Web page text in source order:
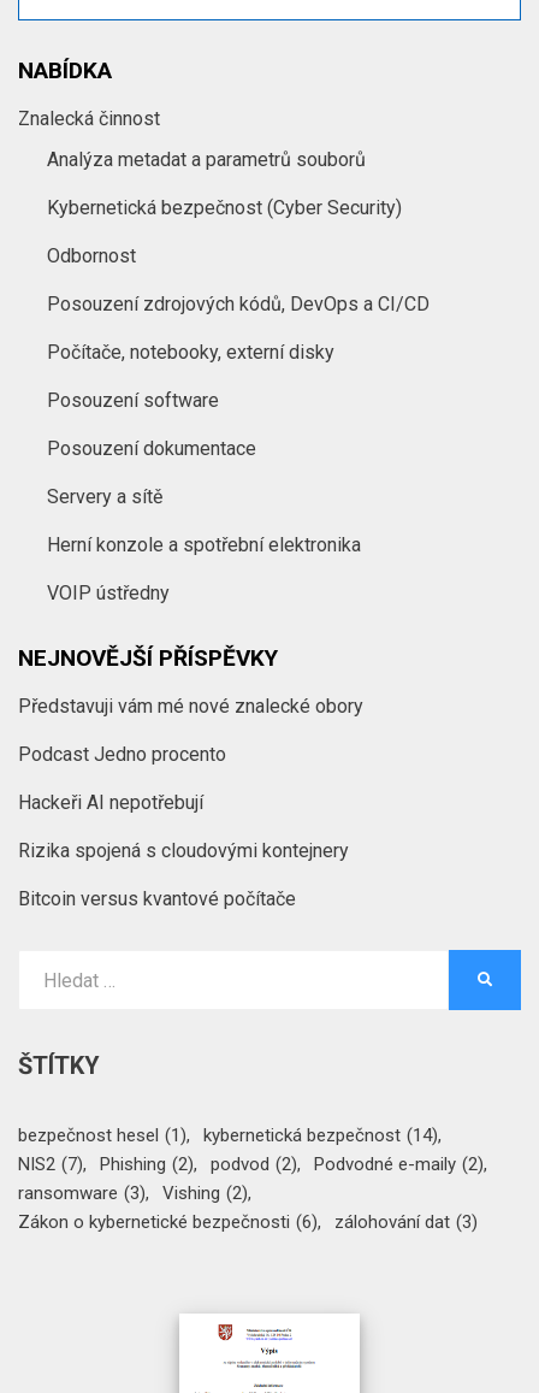
NABÍDKA
Znalecká činnost
Analýza metadat a parametrů souborů
Kybernetická bezpečnost (Cyber Security)
Odbornost
Posouzení zdrojových kódů, DevOps a CI/CD
Počítače, notebooky, externí disky
Posouzení software
Posouzení dokumentace
Servery a sítě
Herní konzole a spotřební elektronika
VOIP ústředny
NEJNOVĚJŠÍ PŘÍSPĚVKY
Představuji vám mé nové znalecké obory
Podcast Jedno procento
Hackeři AI nepotřebují
Rizika spojená s cloudovými kontejnery
Bitcoin versus kvantové počítače
ŠTÍTKY
bezpečnost hesel (1) kybernetická bezpečnost (14)
NIS2 (7) Phishing (2) podvod (2) Podvodné e-maily (2)
ransomware (3) Vishing (2)
Zákon o kybernetické bezpečnosti (6) zálohování dat (3)